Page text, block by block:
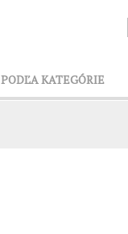
PODĽA KATEGÓRIE